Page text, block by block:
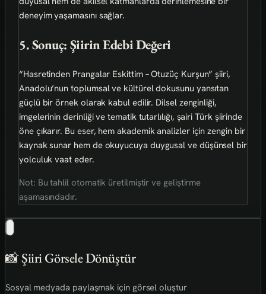
deneyim yaşamasını sağlar.
5. Sonuç: Şiirin Edebi Değeri
“Hasretinden Prangalar Eskittim – Otuzüç Kurşun” şiiri,
Anadolu’nun toplumsal ve kültürel dokusunu yansıtan
güçlü bir örnek olarak kabul edilir. Dilsel zenginliği,
imgelerinin derinliği ve tematik tutarlılığı, şairi Türk şiirinde
öne çıkarır. Bu eser, hem akademik analizler için zengin bir
kaynak sunar hem de okuyucuya duygusal ve düşünsel bir
yolculuk vaat eder.
Not: Bu tahlil otomatik üretilmiştir ve geliştirme
aşamasındadır.
📸 Şiiri Görsele Dönüştür
Sosyal medyada paylaşmak için görsel oluştur